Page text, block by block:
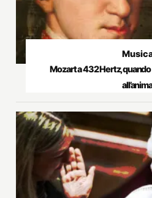
Mozart a 432 Hertz,
all’anima